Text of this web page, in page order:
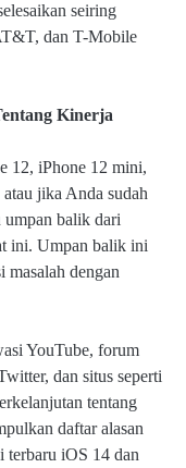
seiring
dan T-Mobile
Kinerja
12, iPhone 12 mini,
jika Anda sudah
umpan balik dari
ini. Umpan balik ini
masalah dengan
YouTube, forum
dan situs seperti
tentang
daftar alasan
terbaru iOS 14 dan